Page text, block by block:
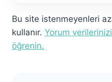
Bu site istenmeyenleri
kullanır. Yorum
öğrenin.